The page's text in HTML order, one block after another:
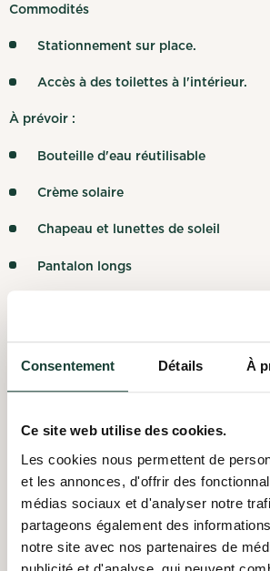
Consentement Détails À
Ce site web utilise des cookies.
Les cookies nous permettent de
et les annonces, d'offrir des
médias sociaux et d'analyser notre
partageons également des
notre site avec nos partenaires de
Commodités
Stationnement sur place.
Accès à des toilettes à l'intérieur.
À prévoir :
Bouteille d'eau réutilisable
Crème solaire
Chapeau et lunettes de soleil
Pantalon longs
Bottes**
*On peut vous en prêter.
**On peut vous prêter des caps d'acier à
Vous êtes les bienvenus si vous
avec nous. Apportez votre lunch, nous
collations et des boissons.